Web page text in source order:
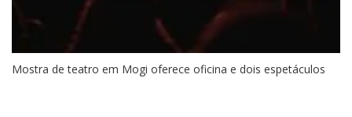
Mostra de teatro em Mogi oferece oficina e dois espetáculos